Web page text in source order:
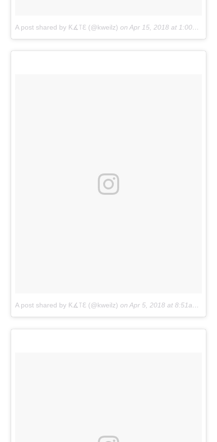
A post shared by Ƙ∡꓄ℇ (@kweilz) onApr 15, 2018 at 1:00pm PDT
A post shared by Ƙ∡꓄ℇ (@kweilz) onApr 5, 2018 at 8:51am PDT